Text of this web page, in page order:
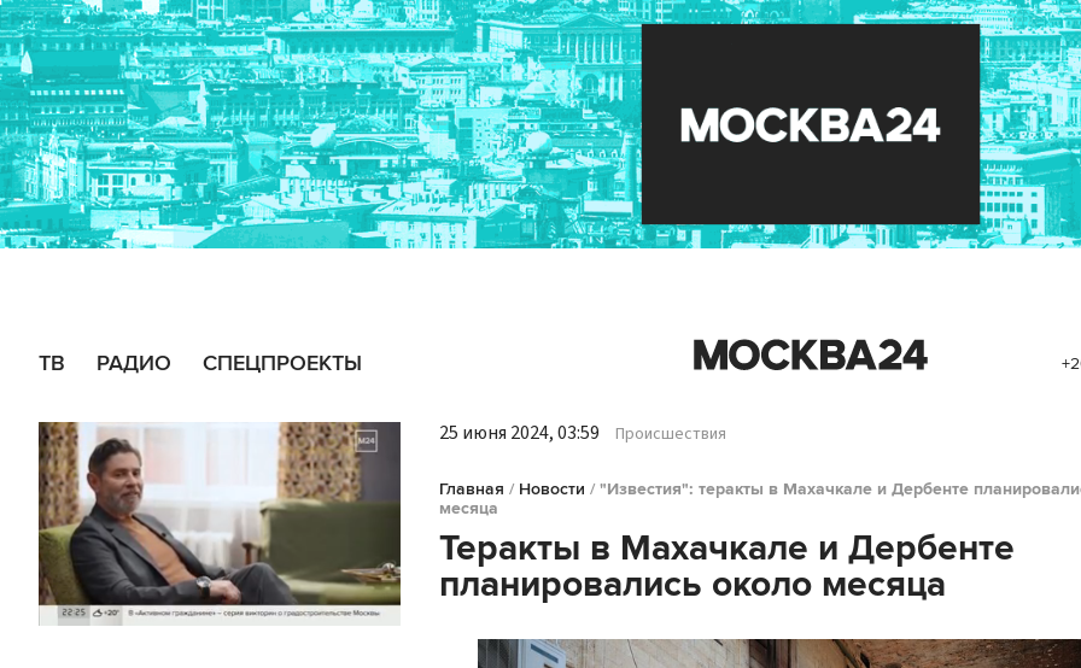
ТВ РАДИО СПЕЦПРОЕКТЫ
25 июня 2024, 03:59 Происшествия
Главная / Новости /"Известия": теракты в Махачкале и Дербенте
месяца
Теракты в Махачкале и Дербенте
планировались около месяца